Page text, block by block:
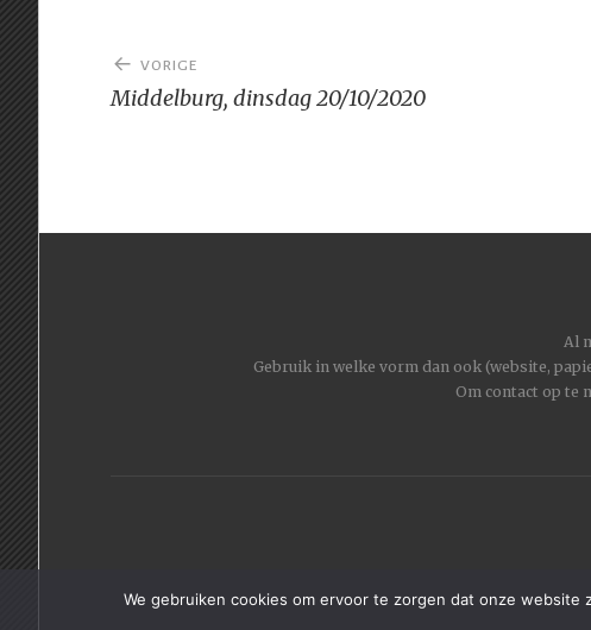
Bericht
navigatie
VORIGE
Middelburg, dinsdag 20/10/2020
Al
Gebruik in welke vorm dan ook (website,
Om contact op te
We gebruiken cookies om ervoor te zorgen dat onze